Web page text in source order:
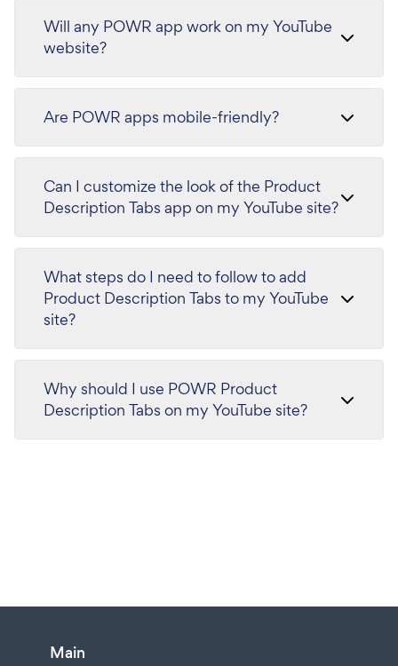
Will any POWR app work on my YouTube
website?
Are POWR apps mobile-friendly?
Can I customize the look of the Product
Description Tabs app on my YouTube site?
What steps do I need to follow to add
Product Description Tabs to my YouTube
site?
Why should I use POWR Product
Description Tabs on my YouTube site?
Main